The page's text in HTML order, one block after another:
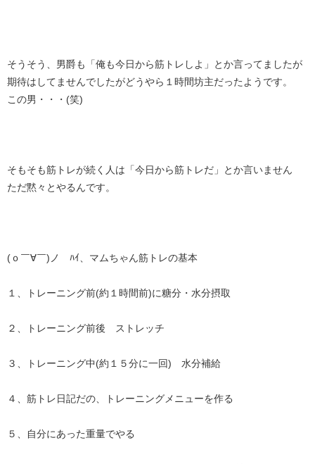
そうそう、男爵も「俺も今日から筋トレしよ」とか言ってましたが
期待はしてませんでしたがどうやら１時間坊主だったようです。
この男・・・(笑)
そもそも筋トレが続く人は「今日から筋トレだ」とか言いません
ただ黙々とやるんです。
(ｏ￣∀￣)ノ ﾊｲ、マムちゃん筋トレの基本
１、トレーニング前(約１時間前)に糖分・水分摂取
２、トレーニング前後 ストレッチ
３、トレーニング中(約１５分に一回) 水分補給
４、筋トレ日記だの、トレーニングメニューを作る
５、自分にあった重量でやる